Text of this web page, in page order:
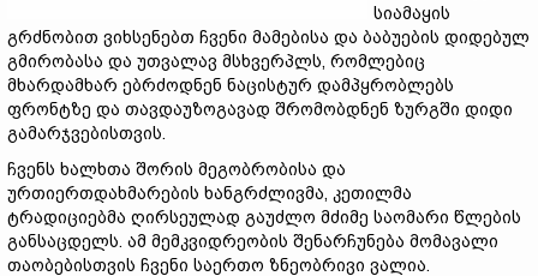
სიამაყის
გრძნობით ვიხსენებთ ჩვენი მამებისა და ბაბუების დიდებულ
გმირობასა და უთვალავ მსხვერპლს, რომლებიც
მხარდამხარ ებრძოდნენ ნაცისტურ დამპყრობლებს
ფრონტზე და თავდაუზოგავად შრომობდნენ ზურგში დიდი
გამარჯვებისთვის.
ჩვენს ხალხთა შორის მეგობრობისა და
ურთიერთდახმარების ხანგრძლივმა, კეთილმა
ტრადიციებმა ღირსეულად გაუძლო მძიმე საომარი წლების
განსაცდელს. ამ მემკვიდრეობის შენარჩუნება მომავალი
თაობებისთვის ჩვენი საერთო ზნეობრივი ვალია.